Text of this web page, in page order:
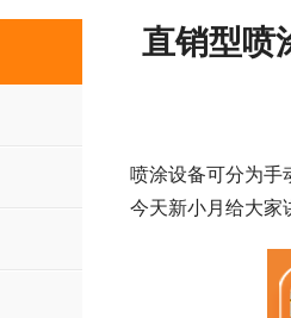
直销型喷
喷涂设备可分为手
今天新小月给大家